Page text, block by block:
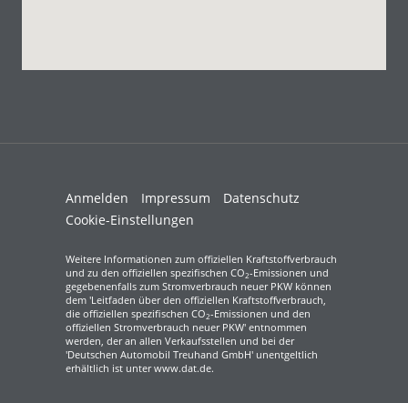
Anmelden Impressum
Datenschutz
Cookie-Einstellungen
Weitere Informationen zum offiziellen Kraftstoffverbrauch
und zu den offiziellen spezifischen CO2-Emissionen und
gegebenenfalls zum Stromverbrauch neuer PKW können
dem 'Leitfaden über den offiziellen Kraftstoffverbrauch,
die offiziellen spezifischen CO2-Emissionen und den
offiziellen Stromverbrauch neuer PKW' entnommen
werden, der an allen Verkaufsstellen und bei der
'Deutschen Automobil Treuhand GmbH' unentgeltlich
erhältlich ist unter www.dat.de.